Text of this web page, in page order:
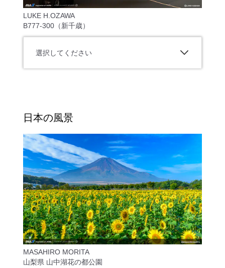
LUKE H.OZAWA
B777-300（新千歳）
選択してください
日本の風景
MASAHIRO MORITA
山梨県 山中湖花の都公園